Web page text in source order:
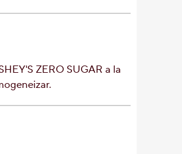
ZERO SUGAR a la